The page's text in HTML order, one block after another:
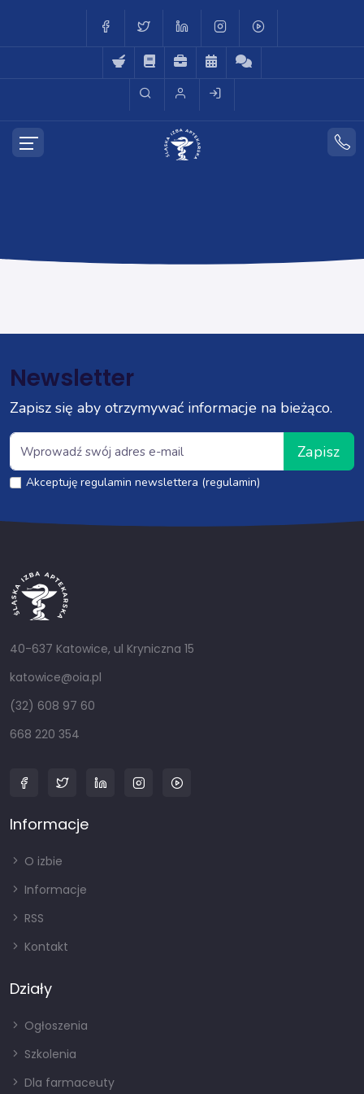
Newsletter
Zapisz się aby otrzymywać informacje na bieżąco.
Zapisz
Akceptuję regulamin newslettera (regulamin)
40-637 Katowice, ul Kryniczna 15
katowice@oia.pl
(32) 608 97 60
668 220 354
Informacje
O izbie
Informacje
RSS
Kontakt
Działy
Ogłoszenia
Szkolenia
Dla farmaceuty